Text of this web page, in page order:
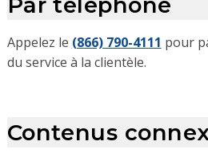
Appelez le (866) 790-4111 pour
du service à la clientèle.
Contenus